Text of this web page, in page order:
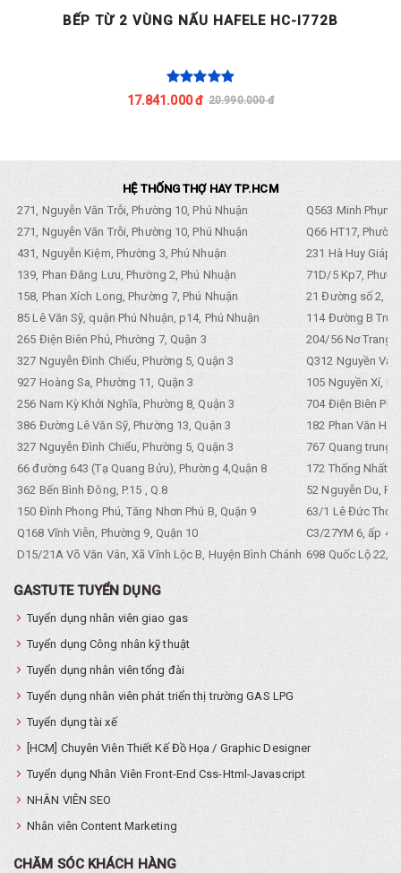
BẾP TỪ 2 VÙNG NẤU HAFELE HC-I772B
17.841.000 đ 20.990.000 đ
HỆ THỐNG THỢ HAY TP.HCM
271, Nguyễn Văn Trỗi, Phường 10, Phú Nhuận
Q563 Minh
271, Nguyễn Văn Trỗi, Phường 10, Phú Nhuận
Q66 HT17,
431, Nguyễn Kiệm, Phường 3, Phú Nhuận
231 Hà Huy Giáp,
139, Phan Đăng Lưu, Phường 2, Phú Nhuận
71D/5 Kp7,
158, Phan Xích Long, Phường 7, Phú Nhuận
21 Đường số 2,
85 Lê Văn Sỹ, quận Phú Nhuận, p14, Phú Nhuận
114 Đường B
265 Điện Biên Phủ, Phường 7, Quận 3
204/56 Nơ Trang
327 Nguyễn Đình Chiểu, Phường 5, Quận 3
Q312 Nguyền
927 Hoàng Sa, Phường 11, Quận 3
105 Nguyền Xí,
256 Nam Kỳ Khởi Nghĩa, Phường 8, Quận 3
704 Điện Biên
386 Đường Lê Văn Sỹ, Phường 13, Quận 3
182 Phan Văn
327 Nguyễn Đình Chiểu, Phường 5, Quận 3
767 Quang trung,
66 đường 643 (Tạ Quang Bửu), Phường 4,Quận 8
172 Thống Nhất.
362 Bến Bình Đông, P.15 , Q.8
52 Nguyễn Du,
150 Đình Phong Phú, Tăng Nhơn Phú B, Quận 9
63/1 Lê Đức Thọ,
Q168 Vĩnh Viễn, Phường 9, Quận 10
C3/27YM 6, ấp 4,
D15/21A Võ Văn Vân, Xã Vĩnh Lộc B, Huyện Bình Chánh 698 Quốc Lộ 22,
GASTUTE TUYỂN DỤNG
Tuyển dụng nhân viên giao gas
Tuyển dụng Công nhân kỹ thuật
Tuyển dụng nhân viên tổng đài
Tuyển dụng nhân viên phát triển thị trường GAS LPG
Tuyển dụng tài xế
[HCM] Chuyên Viên Thiết Kế Đồ Họa / Graphic Designer
Tuyển dụng Nhân Viên Front-End Css-Html-Javascript
NHÂN VIÊN SEO
Nhân viên Content Marketing
CHĂM SÓC KHÁCH HÀNG